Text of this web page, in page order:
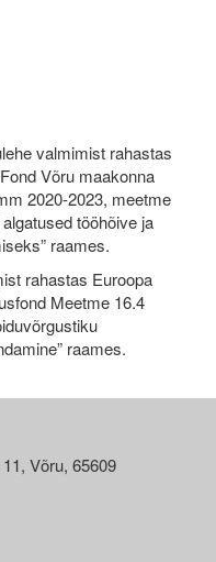
valmimist rahastas
Võru maakonna
2020-2023, meetme
tööhõive ja
raames.
rahastas Euroopa
Meetme 16.4
raames.
Võru, 65609